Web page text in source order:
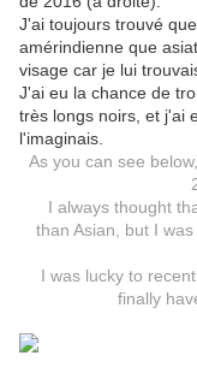
J'ai toujours trouvé
amérindienne que
visage car je lui
J'ai eu la chance de
très longs noirs, et j'ai
l'imaginais.
As you can see
I always thought
than Asian, but I
I was lucky to
finally